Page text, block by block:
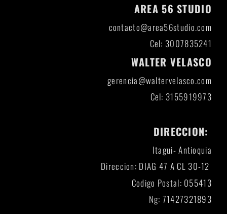
AREA 56 STUDIO
contacto@area56studio.com
Cel: 3007835241
WALTER VELASCO
gerencia@waltervelasco.com
Cel: 3155919973
DIRECCION:
Itagui- Antioquia
Direccion: DIAG 47 A CL 30-12
Codigo Postal: 055413
Ng: 71427321893